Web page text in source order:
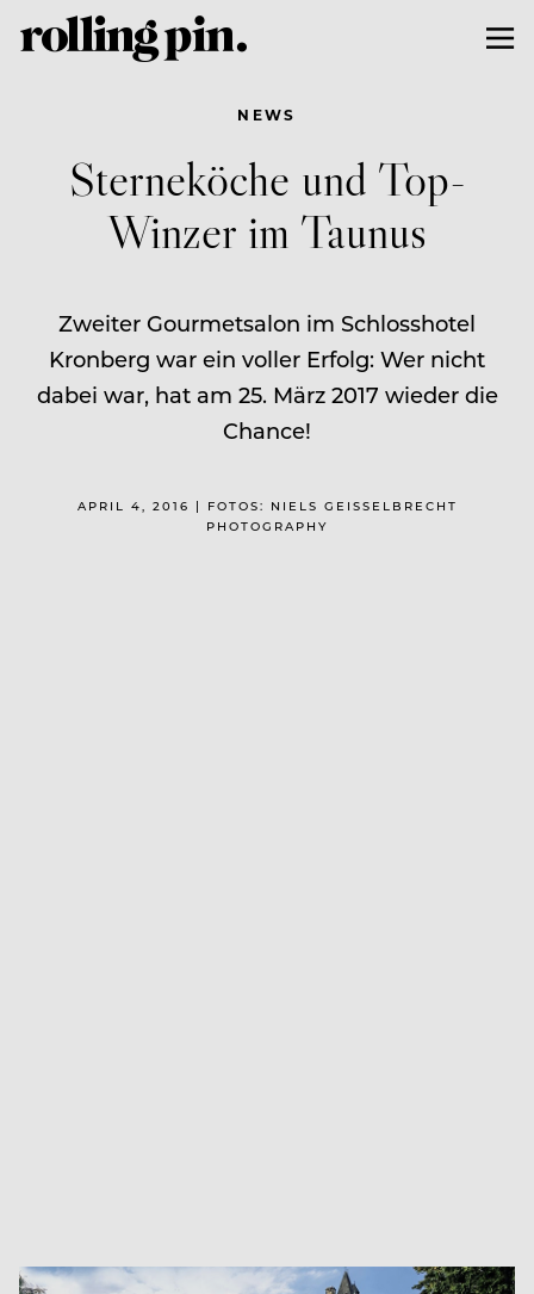
NEWS
Sterneköche und Top-
Winzer im Taunus
Zweiter Gourmetsalon im Schlosshotel
Kronberg war ein voller Erfolg: Wer nicht
dabei war, hat am 25. März 2017 wieder die
Chance!
APRIL 4, 2016 | FOTOS: NIELS GEISSELBRECHT
PHOTOGRAPHY